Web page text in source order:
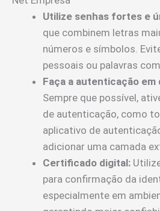
Utilize senhas fortes e
que combinem letras
números e símbolos.
pessoais ou palavras
Faça a autenticação
Sempre que possível,
de autenticação, como
aplicativo de
adicionar uma camada
Certificado digital:
para confirmação da
especialmente em